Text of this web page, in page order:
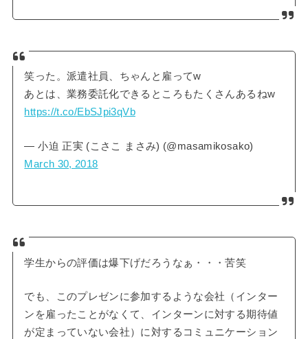
笑った。派遣社員、ちゃんと雇ってw
あとは、業務委託化できるところもたくさんあるねw
https://t.co/EbSJpi3qVb
— 小迫 正実 (こさこ まさみ) (@masamikosako)
March 30, 2018
学生からの評価は爆下げだろうなぁ・・・苦笑
でも、このプレゼンに参加するような会社（インター
ンを雇ったことがなくて、インターンに対する期待値
が定まっていない会社）に対するコミュニケーション